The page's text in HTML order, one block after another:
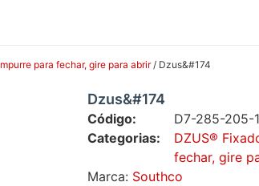
para fechar, gire para abrir/ Dzus&#174
Dzus&#174
Código:
D7-285-205-
Categorias:
DZUS®
fechar, gire
Marca: Southco